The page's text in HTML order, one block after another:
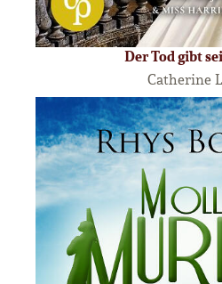
Der Tod gibt
Catherine